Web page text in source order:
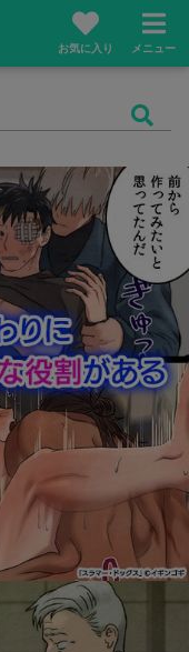
お気に入り メニュー